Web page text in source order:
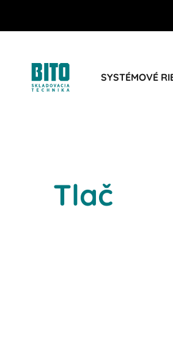
SYSTÉMOVÉ
Tlač